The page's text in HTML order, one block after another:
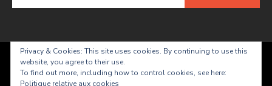
Taradeau – site officiel de la commune
Privacy & Cookies: This site uses cookies. By continuing to use this
website, you agree to their use.
To find out more, including how to control cookies, see here:
Politique relative aux cookies